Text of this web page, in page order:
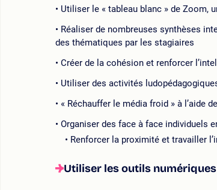
Utiliser le « tableau blanc » de Zoom,
Réaliser de nombreuses synthèses
des thématiques par les stagiaires
Créer de la cohésion et renforcer
Utiliser des activités
« Réchauffer le média froid » à l’aide
Organiser des face à face individuels
Renforcer la proximité et travailler
Utiliser les outils